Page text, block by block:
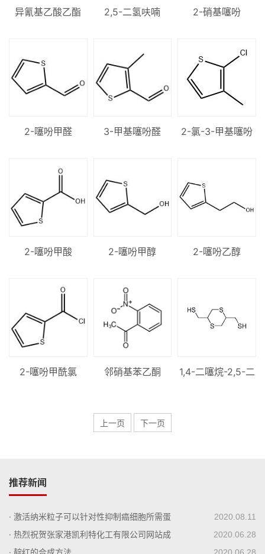
异氰基乙酸乙酯 2,5-二氢呋喃 2-硝基噻吩
2-噻吩甲醛 3-甲基噻吩醛 2-氯-3-甲基噻吩
2-噻吩甲酸 2-噻吩甲醇 2-噻吩乙醇
2-噻吩甲酰氯 邻硝基苯乙酮 1,4-二噻烷-2,5-二
上一页 下一页
推荐新闻
2020.08.11
· 激活纳米粒子可以针对性抑制癌细胞所需蛋
白质
2020.06.28
· 热烈祝贺张家港凯利特化工有限公司网站成
功上线！
2020.06.28
· 靛红的合成方法